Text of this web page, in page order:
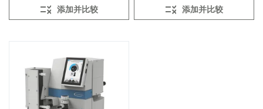
添加并比较 添加并比较